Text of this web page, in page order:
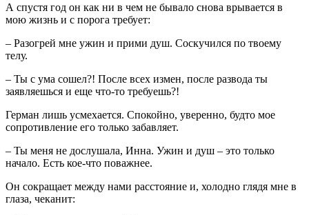
А спустя год он как ни в чем не бывало снова врывается в
мою жизнь и с порога требует:
– Разогрей мне ужин и прими душ. Соскучился по твоему
телу.
– Ты с ума сошел?! После всех измен, после развода ты
заявляешься и еще что-то требуешь?!
Герман лишь усмехается. Спокойно, уверенно, будто мое
сопротивление его только забавляет.
– Ты меня не дослушала, Инна. Ужин и душ – это только
начало. Есть кое-что поважнее.
Он сокращает между нами расстояние и, холодно глядя мне в
глаза, чеканит: